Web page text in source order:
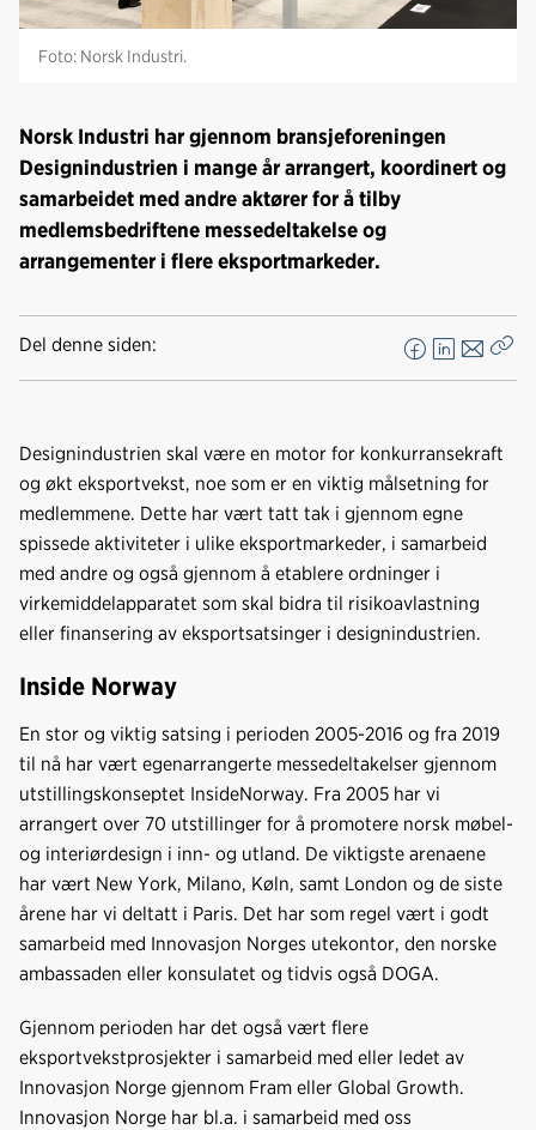
Foto: Norsk Industri.
Norsk Industri har gjennom bransjeforeningen
Designindustrien i mange år arrangert, koordinert og
samarbeidet med andre aktører for å tilby
medlemsbedriftene messedeltakelse og
arrangementer i flere eksportmarkeder.
Del denne siden:
F
a
e
b
o
L
i
k
e
d
n
E
-
o
s
t
Designindustrien skal være en motor for konkurransekraft
og økt eksportvekst, noe som er en viktig målsetning for
medlemmene. Dette har vært tatt tak i gjennom egne
spissede aktiviteter i ulike eksportmarkeder, i samarbeid
med andre og også gjennom å etablere ordninger i
virkemiddelapparatet som skal bidra til risikoavlastning
eller finansering av eksportsatsinger i designindustrien.
Inside Norway
En stor og viktig satsing i perioden 2005-2016 og fra 2019
til nå har vært egenarrangerte messedeltakelser gjennom
utstillingskonseptet InsideNorway. Fra 2005 har vi
arrangert over 70 utstillinger for å promotere norsk møbel-
og interiørdesign i inn- og utland. De viktigste arenaene
har vært New York, Milano, Køln, samt London og de siste
årene har vi deltatt i Paris. Det har som regel vært i godt
samarbeid med Innovasjon Norges utekontor, den norske
ambassaden eller konsulatet og tidvis også DOGA.
Gjennom perioden har det også vært flere
eksportvekstprosjekter i samarbeid med eller ledet av
Innovasjon Norge gjennom Fram eller Global Growth.
Innovasjon Norge har bl.a. i samarbeid med oss